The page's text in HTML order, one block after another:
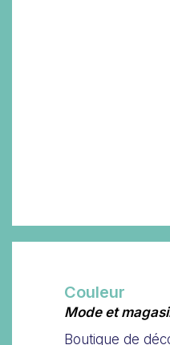
Couleur
Mode et
Boutique de